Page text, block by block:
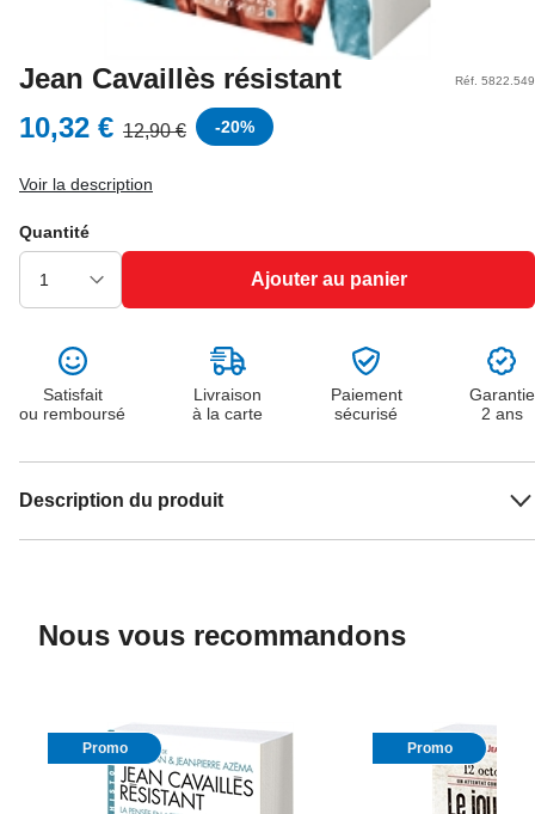
Jean Cavaillès résistant Réf. 5822.549
10,32 € 12,90 € -20%
Voir la description
Quantité
Ajouter au panier
Satisfait
ou remboursé
Livraison
à la carte
Paiement
sécurisé
Garantie
2 ans
Description du produit
Nous vous recommandons
Promo Promo